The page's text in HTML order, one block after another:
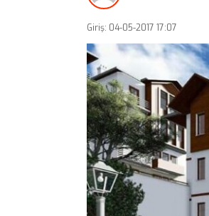
Giriş: 04-05-2017 17:07